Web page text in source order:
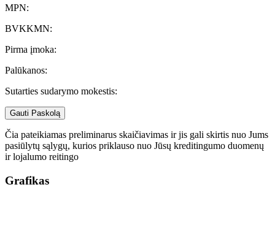
MPN:
BVKKMN:
Pirma įmoka:
Palūkanos:
Sutarties sudarymo mokestis:
Gauti Paskolą
Čia pateikiamas preliminarus skaičiavimas ir jis gali skirtis nuo Jums
pasiūlytų sąlygų, kurios priklauso nuo Jūsų kreditingumo duomenų
ir lojalumo reitingo
Grafikas